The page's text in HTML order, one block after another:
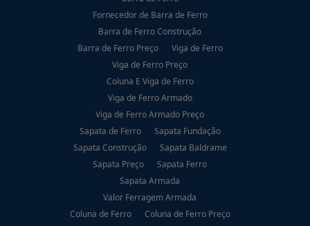
Fornecedor de Barra de Ferro
Barra de Ferro Construção
Barra de Ferro Preço
Viga de Ferro
Viga de Ferro Preço
Coluna E Viga de Ferro
Viga de Ferro Armado
Viga de Ferro Armado Preço
Sapata de Ferro
Sapata Fundação
Sapata Construção
Sapata Baldrame
Sapata Preço
Sapata Ferro
Sapata Armada
Valor Ferragem Armada
Coluna de Ferro
Coluna de Ferro Preço